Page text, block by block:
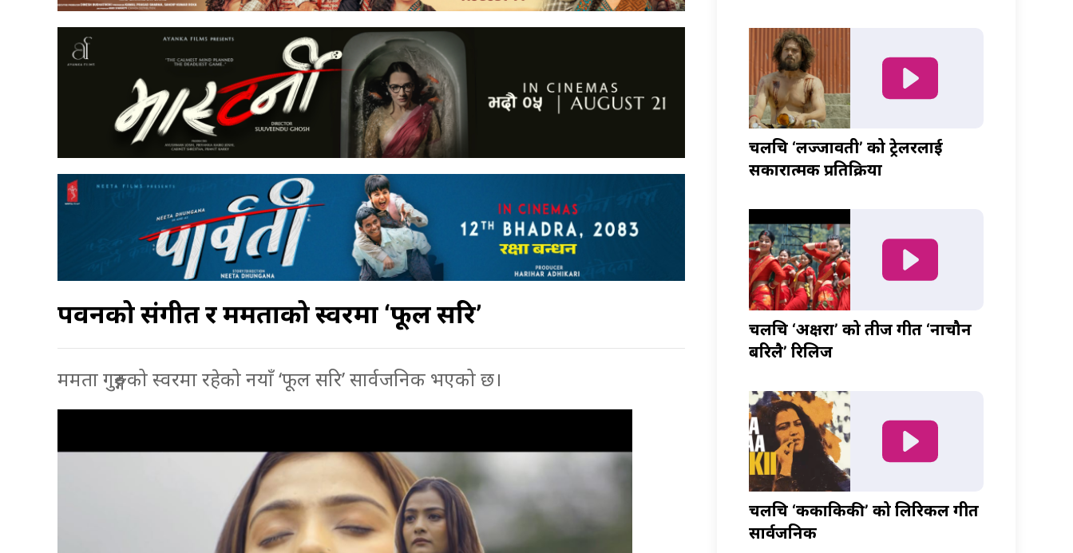
पवनको संगीत र ममताको स्वरमा ‘फूल सरि’
ममता गुरुङ्गको स्वरमा रहेको नयाँ ‘फूल सरि’ सार्वजनिक भएको छ।
चलचित्र ‘लज्जावती’ को ट्रेलरलाई
सकारात्मक प्रतिक्रिया
चलचित्र ‘अक्षरा’ को तीज गीत ‘नाचौन
बरिलै’ रिलिज
चलचित्र ‘ककाकिकी’ को लिरिकल गीत
सार्वजनिक